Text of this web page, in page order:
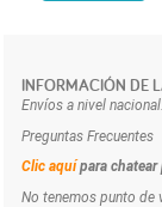
INFORMACIÓN DE
Envíos a nivel nacional.
Preguntas Frecuentes
Clic aquí para chatear
No tenemos punto de